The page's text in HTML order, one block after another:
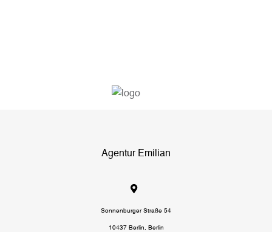
Agentur Emilian
Sonnenburger Straße 54
10437 Berlin, Berlin